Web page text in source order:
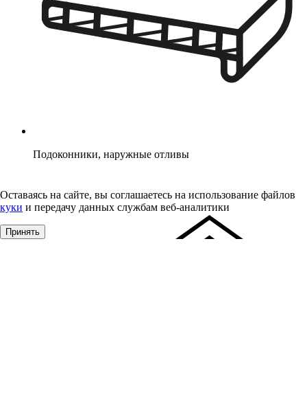
Подоконники, наружные отливы
Оставаясь на сайте, вы соглашаетесь на использование файлов
куки и передачу данных службам веб-аналитики
Принять